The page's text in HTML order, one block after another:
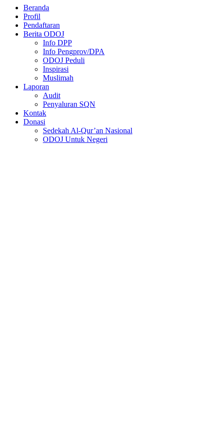
Beranda
Profil
Pendaftaran
Berita ODOJ
Info DPP
Info Pengprov/DPA
ODOJ Peduli
Inspirasi
Muslimah
Laporan
Audit
Penyaluran SQN
Kontak
Donasi
Sedekah Al-Qur’an Nasional
ODOJ Untuk Negeri